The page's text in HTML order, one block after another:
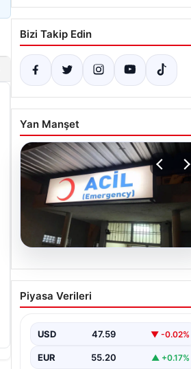
Bizi Takip Edin
Yan Manşet
05.08.2026
Dereye düştü: 3 yaşındaki
Eslem, hayatını kaybetti
Piyasa Verileri
USD 47.59 ▼ -0.02%
EUR 55.20 ▲ +0.17%